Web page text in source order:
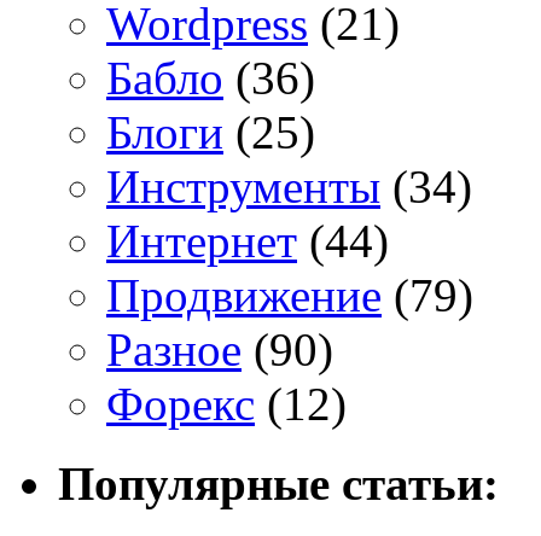
Wordpress (21)
Бабло (36)
Блоги (25)
Инструменты (34)
Интернет (44)
Продвижение (79)
Разное (90)
Форекс (12)
Популярные статьи: